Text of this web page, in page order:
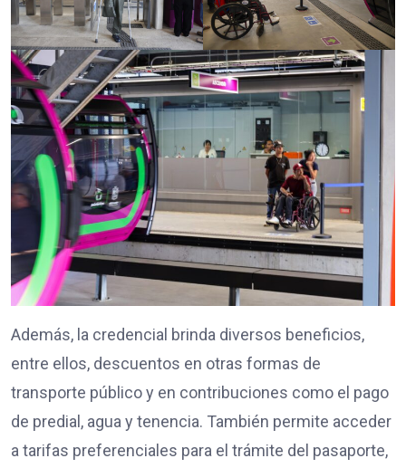
Además, la credencial brinda diversos beneficios,
entre ellos, descuentos en otras formas de
transporte público y en contribuciones como el pago
de predial, agua y tenencia. También permite acceder
a tarifas preferenciales para el trámite del pasaporte,